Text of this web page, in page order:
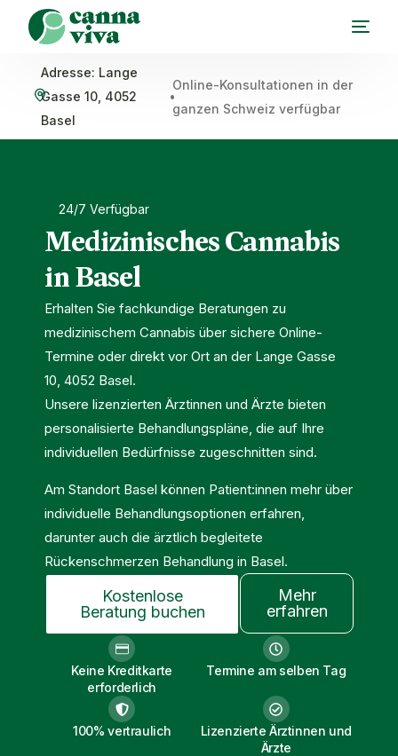
Adresse: Lange
Gasse 10, 4052
Basel
•
Online-Konsultationen in der
ganzen Schweiz verfügbar
24/7 Verfügbar
Medizinisches Cannabis
in Basel
Erhalten Sie fachkundige Beratungen zu
medizinischem Cannabis über sichere Online-
Termine oder direkt vor Ort an der Lange Gasse
10, 4052 Basel.
Unsere lizenzierten Ärztinnen und Ärzte bieten
personalisierte Behandlungspläne, die auf Ihre
individuellen Bedürfnisse zugeschnitten sind.
Am Standort Basel können Patient:innen mehr über
individuelle Behandlungsoptionen erfahren,
darunter auch die ärztlich begleitete
Rückenschmerzen Behandlung in Basel.
Kostenlose
Beratung buchen
Mehr
erfahren
Keine Kreditkarte
erforderlich
Termine am selben Tag
100% vertraulich
Lizenzierte Ärztinnen und
Ärzte